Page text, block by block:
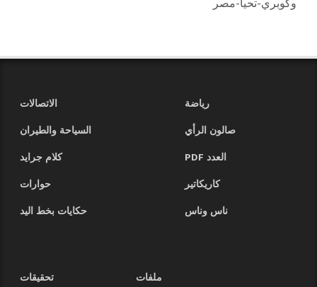
وكوبري-تحيا-مصر
رياضة
الاتصالات
صالون الرأي
السياحة والطيران
العدد PDF
كلام جرايد
كاريكاتير
حوارات
ناس وناس
حكايات بخط اليد
ملفات
تحقيقات